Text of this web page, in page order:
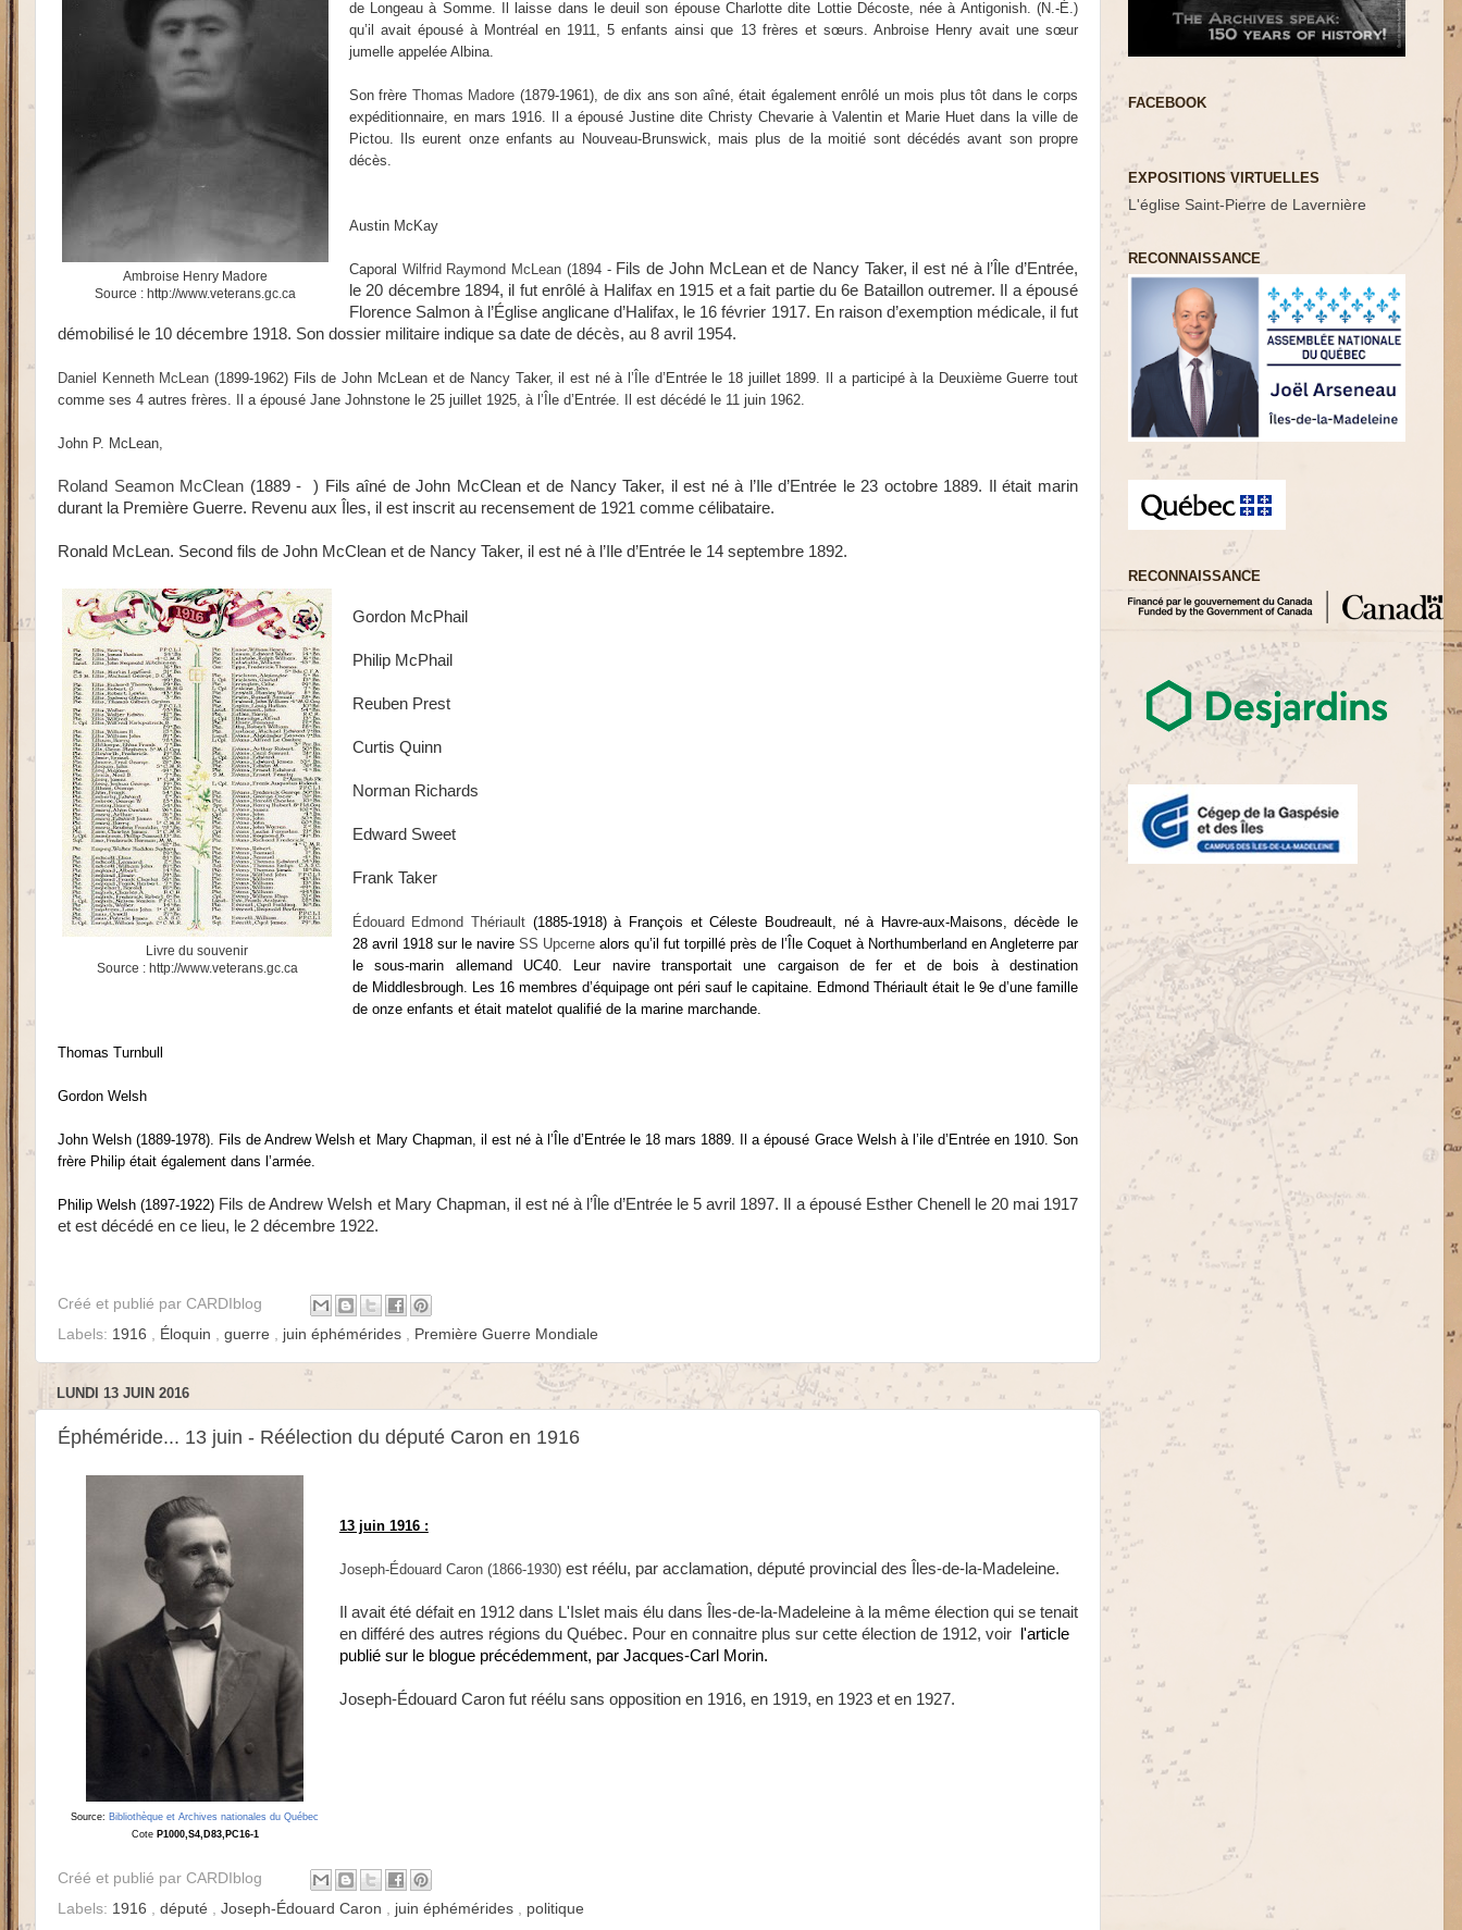
Ambroise Henry Madore
Source : http://www.veterans.gc.ca
de Longeau à Somme. Il laisse dans le deuil son épouse Charlotte dite Lottie Décoste, née à Antigonish. (N.-É.)
qu’il avait épousé à Montréal en 1911, 5 enfants ainsi que 13 frères et sœurs. Anbroise Henry avait une sœur
jumelle appelée Albina.
Son frère Thomas Madore (1879-1961), de dix ans son aîné, était également enrôlé un mois plus tôt dans le corps
expéditionnaire, en mars 1916. Il a épousé Justine dite Christy Chevarie à Valentin et Marie Huet dans la ville de
Pictou. Ils eurent onze enfants au Nouveau-Brunswick, mais plus de la moitié sont décédés avant son propre
décès.
Austin McKay
Caporal Wilfrid Raymond McLean (1894 - Fils de John McLean et de Nancy Taker, il est né à l’Île d’Entrée,
le 20 décembre 1894, il fut enrôlé à Halifax en 1915 et a fait partie du 6e Bataillon outremer. Il a épousé
Florence Salmon à l’Église anglicane d’Halifax, le 16 février 1917. En raison d’exemption médicale, il fut
démobilisé le 10 décembre 1918. Son dossier militaire indique sa date de décès, au 8 avril 1954.
Daniel Kenneth McLean (1899-1962) Fils de John McLean et de Nancy Taker, il est né à l’Île d’Entrée le 18 juillet 1899. Il a participé à la Deuxième Guerre tout
comme ses 4 autres frères. Il a épousé Jane Johnstone le 25 juillet 1925, à l’Île d’Entrée. Il est décédé le 11 juin 1962.
John P. McLean,
Roland Seamon McClean (1889 - ) Fils aîné de John McClean et de Nancy Taker, il est né à l’Ile d’Entrée le 23 octobre 1889. Il était marin
durant la Première Guerre. Revenu aux Îles, il est inscrit au recensement de 1921 comme célibataire.
Ronald McLean. Second fils de John McClean et de Nancy Taker, il est né à l’Ile d’Entrée le 14 septembre 1892.
Livre du souvenir
Source : http://www.veterans.gc.ca
Gordon McPhail
Philip McPhail
Reuben Prest
Curtis Quinn
Norman Richards
Edward Sweet
Frank Taker
Édouard Edmond Thériault (1885-1918) à François et Céleste Boudreault, né à Havre-aux-Maisons, décède le
28 avril 1918 sur le navireSS Upcerne alors qu’il fut torpillé près de l’Île Coquet à Northumberland en Angleterre par
le sous-marin allemand UC40. Leur navire transportait une cargaison de fer et de bois à destination
de Middlesbrough. Les 16 membres d’équipage ont péri sauf le capitaine. Edmond Thériault était le 9e d’une famille
de onze enfants et était matelot qualifié de la marine marchande.
Thomas Turnbull
Gordon Welsh
John Welsh (1889-1978). Fils de Andrew Welsh et Mary Chapman, il est né à l’Île d’Entrée le 18 mars 1889. Il a épousé Grace Welsh à l’ile d’Entrée en 1910. Son
frère Philip était également dans l’armée.
Philip Welsh (1897-1922) Fils de Andrew Welsh et Mary Chapman, il est né à l’Île d’Entrée le 5 avril 1897. Il a épousé Esther Chenell le 20 mai 1917
et est décédé en ce lieu, le 2 décembre 1922.
Créé et publié par CARDIblog
Labels: 1916 , Éloquin , guerre , juin éphémérides , Première Guerre Mondiale
LUNDI 13 JUIN 2016
Éphéméride... 13 juin - Réélection du député Caron en 1916
Source: Bibliothèque et Archives nationales du Québec
Cote P1000,S4,D83,PC16-1
13 juin 1916 :
Joseph-Édouard Caron (1866-1930) est réélu, par acclamation, député provincial des Îles-de-la-Madeleine.
Il avait été défait en 1912 dans L'Islet mais élu dans Îles-de-la-Madeleine à la même élection qui se tenait
en différé des autres régions du Québec. Pour en connaitre plus sur cette élection de 1912, voir
l'article
publié sur le blogue précédemment, par Jacques-Carl Morin.
Joseph-Édouard Caron fut réélu sans opposition en 1916, en 1919, en 1923 et en 1927.
Créé et publié par CARDIblog
Labels: 1916 député Joseph-Édouard Caron juin éphémérides politique
FACEBOOK
EXPOSITIONS VIRTUELLES
L'église Saint-Pierre de Lavernière
RECONNAISSANCE
RECONNAISSANCE